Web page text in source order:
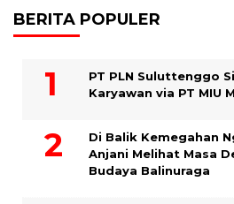
BERITA POPULER
PT PLN Suluttenggo
Karyawan via PT MIU
Di Balik Kemegahan
Anjani Melihat Masa
Budaya Balinuraga